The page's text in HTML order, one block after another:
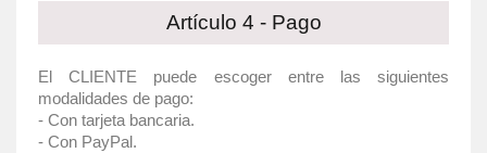
Artículo 4 - Pago
El CLIENTE puede escoger entre las siguientes
modalidades de pago:
- Con tarjeta bancaria.
- Con PayPal.